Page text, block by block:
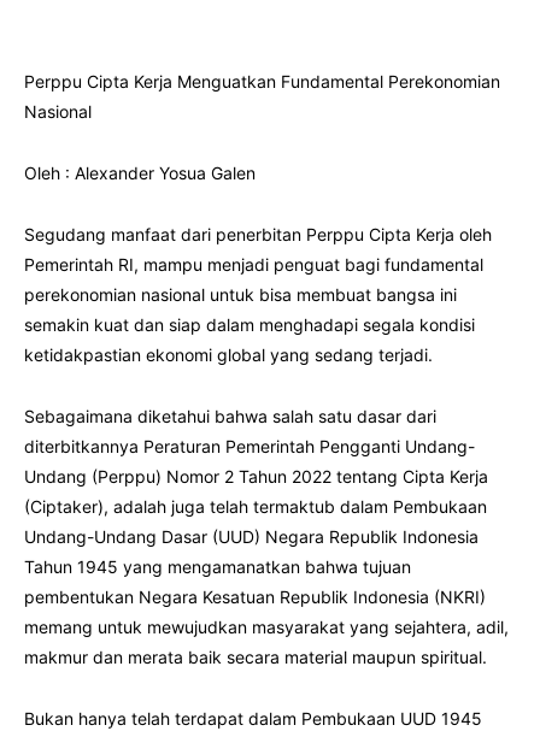
Perppu Cipta Kerja Menguatkan Fundamental Perekonomian
Nasional
Oleh : Alexander Yosua Galen
Segudang manfaat dari penerbitan Perppu Cipta Kerja oleh
Pemerintah RI, mampu menjadi penguat bagi fundamental
perekonomian nasional untuk bisa membuat bangsa ini
semakin kuat dan siap dalam menghadapi segala kondisi
ketidakpastian ekonomi global yang sedang terjadi.
Sebagaimana diketahui bahwa salah satu dasar dari
diterbitkannya Peraturan Pemerintah Pengganti Undang-
Undang (Perppu) Nomor 2 Tahun 2022 tentang Cipta Kerja
(Ciptaker), adalah juga telah termaktub dalam Pembukaan
Undang-Undang Dasar (UUD) Negara Republik Indonesia
Tahun 1945 yang mengamanatkan bahwa tujuan
pembentukan Negara Kesatuan Republik Indonesia (NKRI)
memang untuk mewujudkan masyarakat yang sejahtera, adil,
makmur dan merata baik secara material maupun spiritual.
Bukan hanya telah terdapat dalam Pembukaan UUD 1945